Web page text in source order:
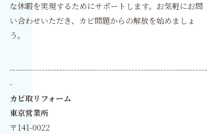
な休暇を実現するためにサポートします。お気軽にお問
い合わせいただき、カビ問題からの解放を始めましょ
う。
--------------------------------------------------------------------
-
カビ取リフォーム
東京営業所
〒141-0022